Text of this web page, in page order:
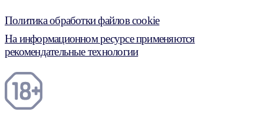
Политика обработки файлов cookie
На информационном ресурсе применяются
рекомендательные технологии